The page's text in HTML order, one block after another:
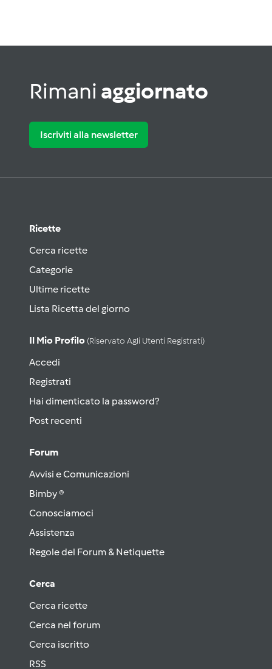
Rimani aggiornato
Iscriviti alla newsletter
Ricette
Cerca ricette
Categorie
Ultime ricette
Lista Ricetta del giorno
Il Mio Profilo (riservato Agli Utenti Registrati)
Accedi
Registrati
Hai dimenticato la password?
Post recenti
Forum
Avvisi e Comunicazioni
Bimby ®
Conosciamoci
Assistenza
Regole del Forum & Netiquette
Cerca
Cerca ricette
Cerca nel forum
Cerca iscritto
RSS